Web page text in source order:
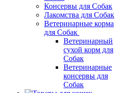
Консервы для Собак
Лакомства для Собак
Ветеринарные корма
для Собак
Ветеринарный
сухой корм для
Собак
Ветеринарные
консервы для
Собак